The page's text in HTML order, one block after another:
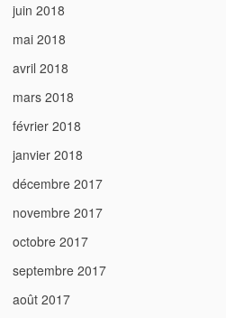
juin 2018
mai 2018
avril 2018
mars 2018
février 2018
janvier 2018
décembre 2017
novembre 2017
octobre 2017
septembre 2017
août 2017